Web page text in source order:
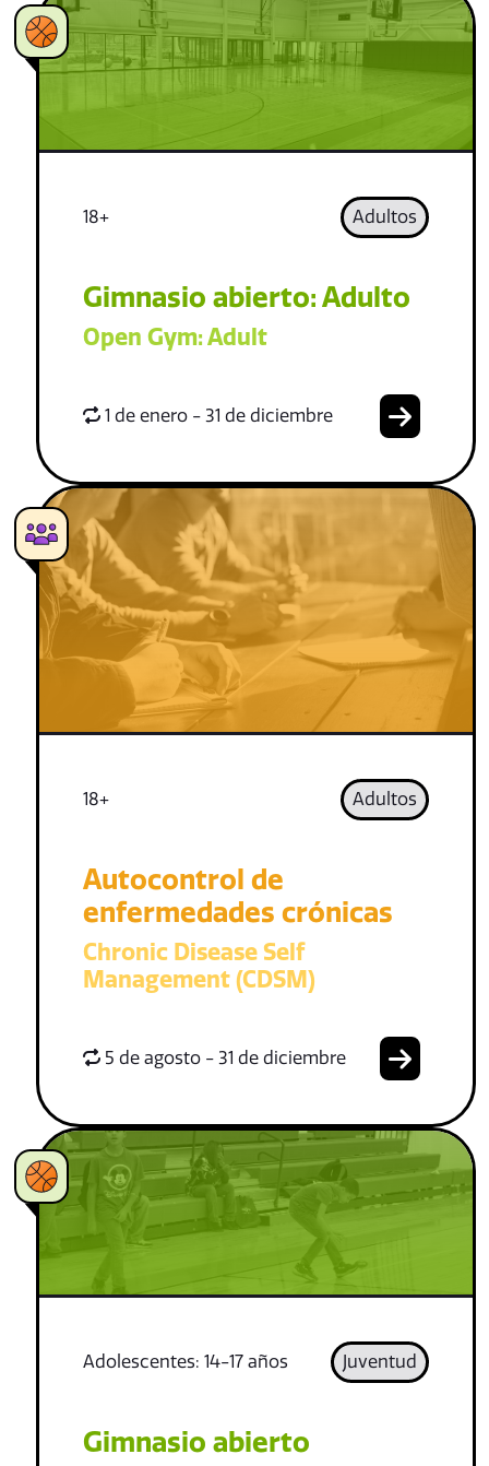
18+ Adultos
Gimnasio abierto: Adulto
Open Gym: Adult
1 de enero - 31 de diciembre
18+ Adultos
Autocontrol de
enfermedades crónicas
Chronic Disease Self
Management (CDSM)
5 de agosto - 31 de diciembre
Adolescentes: 14-17 años Juventud
Gimnasio abierto